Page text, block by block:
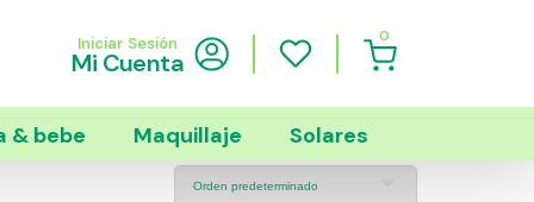
Iniciar Sesión
Mi Cuenta
0
& bebe Maquillaje Solares